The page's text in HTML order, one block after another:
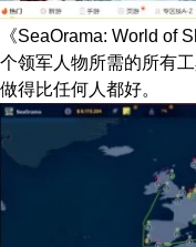
《SeaOrama: World of
个领军人物所需的所有
做得比任何人都好。